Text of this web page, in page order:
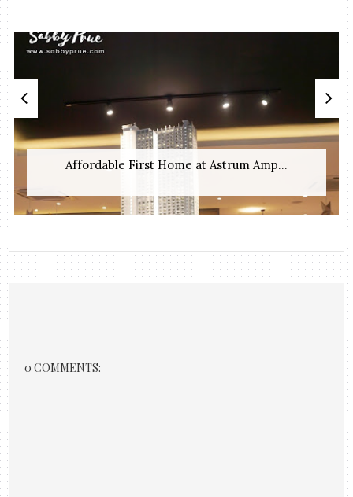
Affordable First Home at Astrum Amp...
0 COMMENTS: